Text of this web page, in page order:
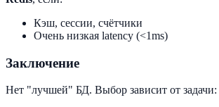
Кэш, сессии, счётчики
Очень низкая latency (<1ms)
Заключение
Нет "лучшей" БД. Выбор зависит от задачи: